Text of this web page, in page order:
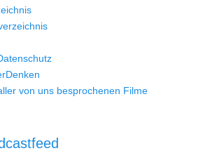
von uns besprochenen Filme